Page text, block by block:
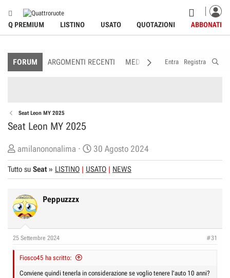
Q PREMIUM LISTINO USATO QUOTAZIONI ABBONATI
FORUM ARGOMENTI RECENTI MEDIA MEMBRI
Entra Registra
Seat Leon MY 2025
Seat Leon MY 2025
C
r
e
t
o
e
s
amilanononalima
D
a
t
i
30 Agosto 2024
Tutto su Seat» LISTINO USATO NEWS
Peppuzzzx
25 Settembre 2024 #31
Fiosco45 ha scritto:
Conviene quindi tenerla in considerazione se voglio tenere l'auto 10 anni?